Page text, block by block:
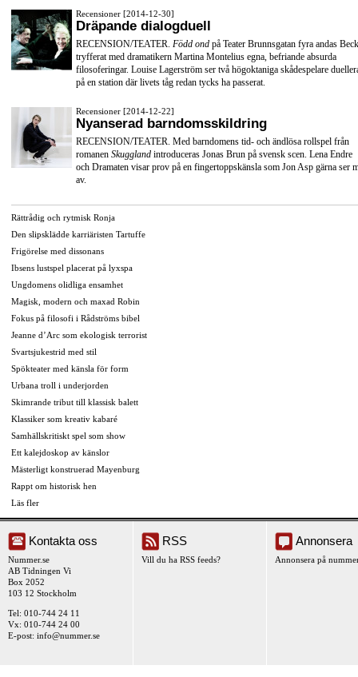
Recensioner [2014-12-30]
Dräpande dialogduell
RECENSION/TEATER. Född ond på Teater Brunnsgatan fyra andas
tryfferat med dramatikern Martina Montelius egna, befriande absurda
filosoferingar. Louise Lagerström ser två högoktaniga skådespelare
på en station där livets tåg redan tycks ha passerat.
Recensioner [2014-12-22]
Nyanserad barndomsskildring
RECENSION/TEATER. Med barndomens tid- och ändlösa rollspel från
romanen Skuggland introduceras Jonas Brun på svensk scen. Lena Endre
och Dramaten visar prov på en fingertoppskänsla som Jon Asp gärna ser
av.
Rättrådig och rytmisk Ronja
Den slipsklädde karriäristen Tartuffe
Frigörelse med dissonans
Ibsens lustspel placerat på lyxspa
Ungdomens olidliga ensamhet
Magisk, modern och maxad Robin
Fokus på filosofi i Rådströms bibel
Jeanne d’Arc som ekologisk terrorist
Svartsjukestrid med stil
Spökteater med känsla för form
Urbana troll i underjorden
Skimrande tribut till klassisk balett
Klassiker som kreativ kabaré
Samhällskritiskt spel som show
Ett kalejdoskop av känslor
Mästerligt konstruerad Mayenburg
Rappt om historisk hen
Läs fler
Kontakta oss
Nummer.se
AB Tidningen Vi
Box 2052
103 12 Stockholm
Tel: 010-744 24 11
Vx: 010-744 24 00
E-post: info@nummer.se
RSS
Vill du ha RSS feeds?
Annonsera
Annonsera på